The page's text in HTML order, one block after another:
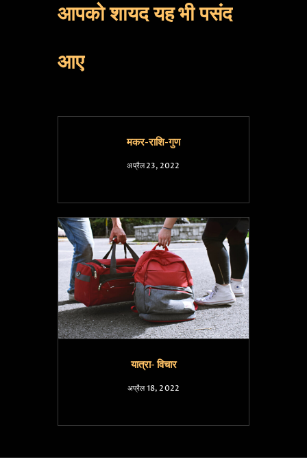
आपको शायद यह भी पसंद
आए
मकर-राशि-गुण
अप्रैल 23, 2022
यात्रा- विचार
अप्रैल 18, 2022